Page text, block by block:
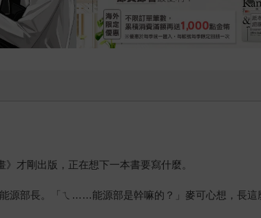
才剛出版，正在想下一本書要寫什麼。
源部長。「ㄟ……能源部是幹嘛的？」麥可心想，長這